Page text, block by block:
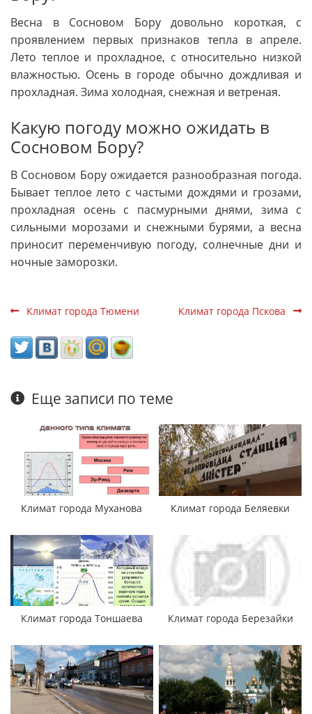
Весна в Сосновом Бору довольно короткая, с
проявлением первых признаков тепла в апреле.
Лето теплое и прохладное, с относительно низкой
влажностью. Осень в городе обычно дождливая и
прохладная. Зима холодная, снежная и ветреная.
Какую погоду можно ожидать в
Сосновом Бору?
В Сосновом Бору ожидается разнообразная погода.
Бывает теплое лето с частыми дождями и грозами,
прохладная осень с пасмурными днями, зима с
сильными морозами и снежными бурями, а весна
приносит переменчивую погоду, солнечные дни и
ночные заморозки.
Климат города Тюмени Климат города Пскова
Еще записи по теме
Климат города Муханова Климат города Беляевки
Климат города Тоншаева Климат города Березайки